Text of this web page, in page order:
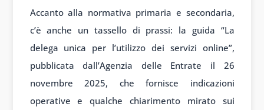
Accanto alla normativa primaria e secondaria,
c’è anche un tassello di prassi: la guida “La
delega unica per l’utilizzo dei servizi online”,
pubblicata dall’Agenzia delle Entrate il 26
novembre 2025, che fornisce indicazioni
operative e qualche chiarimento mirato sui